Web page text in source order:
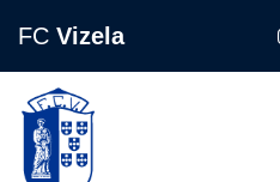
FC Vizela